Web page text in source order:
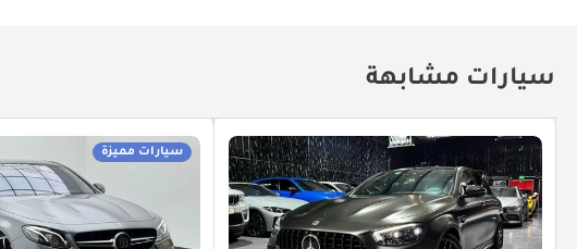
سيارات مشابهة
سيارات مميزة